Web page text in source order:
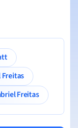
Freitas